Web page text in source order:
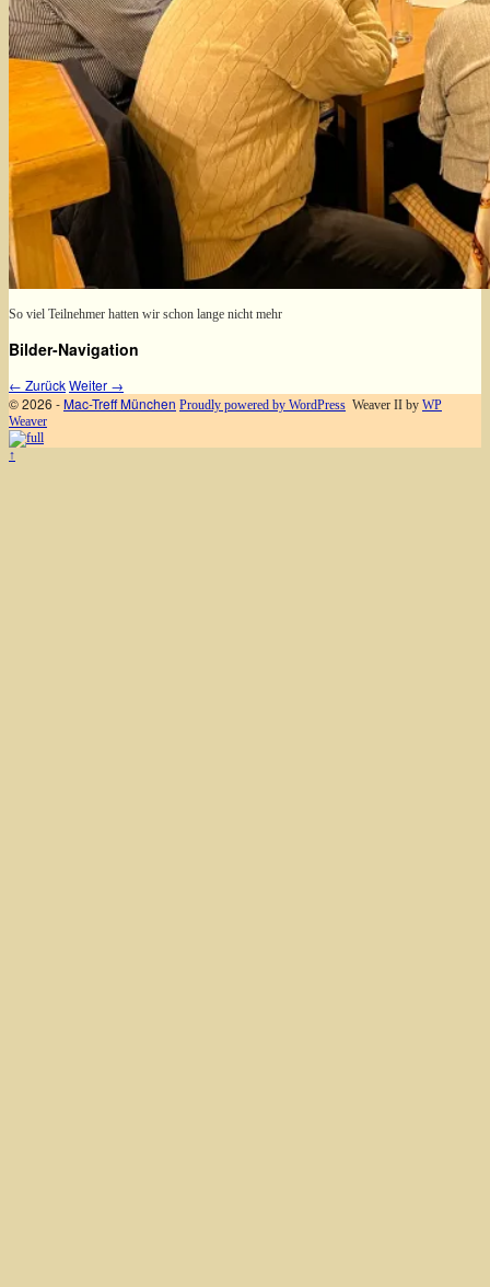
So viel Teilnehmer hatten wir schon lange nicht mehr
Bilder-Navigation
← ZurückWeiter →
© 2026 -Mac-Treff München Proudly powered by WordPress Weaver II by WP
Weaver
↑